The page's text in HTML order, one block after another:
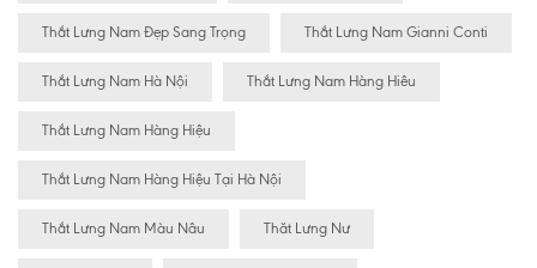
Thắt Lưng Nam Đẹp Sang Trọng Thắt Lưng Nam Gianni Conti
Thắt Lưng Nam Hà Nội Thắt Lưng Nam Hàng Hiêu
Thắt Lưng Nam Hàng Hiệu
Thắt Lưng Nam Hàng Hiệu Tại Hà Nội
Thắt Lưng Nam Màu Nâu Thăt Lưng Nư